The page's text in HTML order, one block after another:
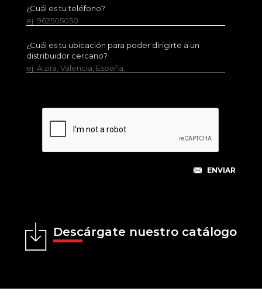
¿Cuál es tu teléfono?
ej. 962505050
¿Cuál es tu ubicación para poder dirigirte a un
distribuidor cercano?
ej. Alzira, Valencia, España.
Descárgate nuestro catálogo